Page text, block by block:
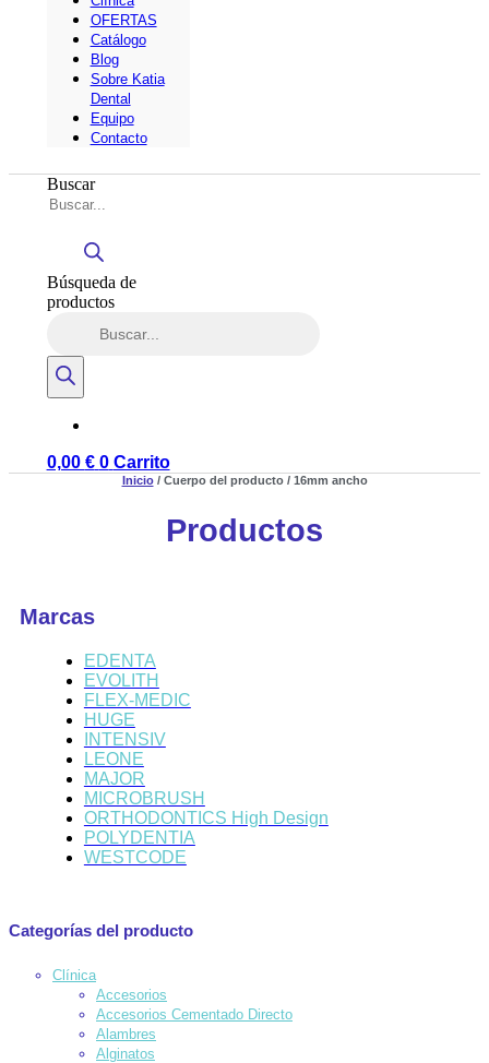
OFERTAS
Catálogo
Blog
Sobre Katia
Dental
Equipo
Contacto
Buscar
Búsqueda de
productos
0,00 € 0 Carrito
Inicio/ Cuerpo del producto / 16mm ancho
Productos
Marcas
EDENTA
EVOLITH
FLEX-MEDIC
HUGE
INTENSIV
LEONE
MAJOR
MICROBRUSH
ORTHODONTICS High Design
POLYDENTIA
WESTCODE
Categorías del producto
Clínica
Accesorios
Accesorios Cementado Directo
Alambres
Alginatos